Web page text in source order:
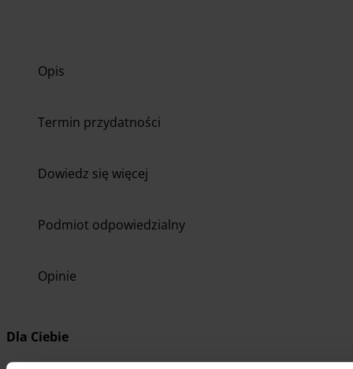
Opis
Termin przydatności
Dowiedz się więcej
Podmiot odpowiedzialny
Opinie
Dla Ciebie